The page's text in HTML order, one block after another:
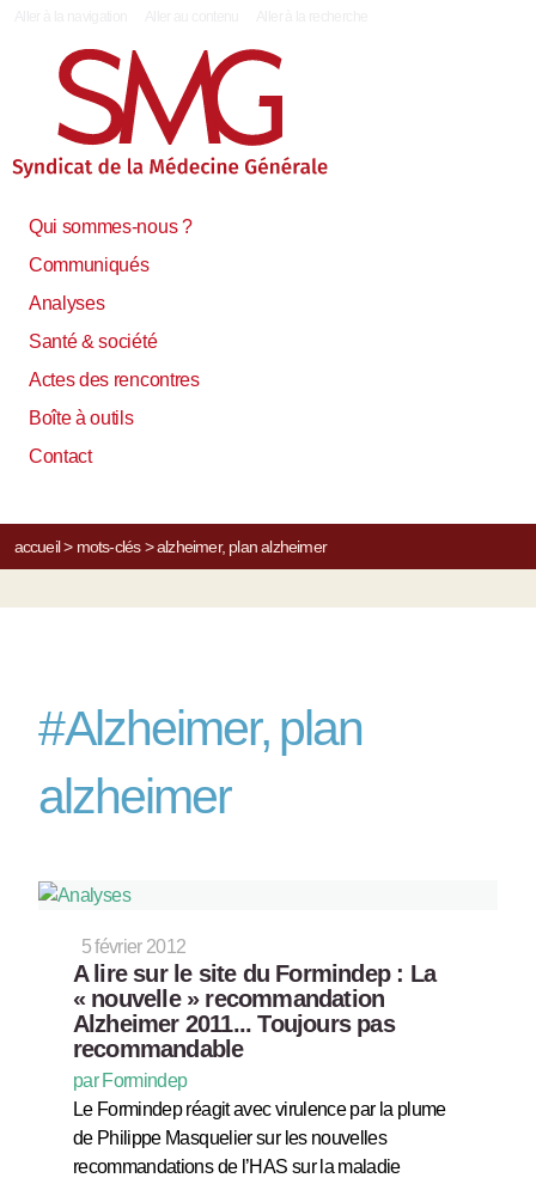
Qui sommes-nous ?
Communiqués
Analyses
Santé & société
Actes des rencontres
Boîte à outils
Contact
accueil> mots-clés> alzheimer, plan alzheimer
#Alzheimer, plan
alzheimer
5 février 2012
A lire sur le site du Formindep : La
« nouvelle » recommandation
Alzheimer 2011... Toujours pas
recommandable
par Formindep
Le Formindep réagit avec virulence par la plume
de Philippe Masquelier sur les nouvelles
recommandations de l’HAS sur la maladie